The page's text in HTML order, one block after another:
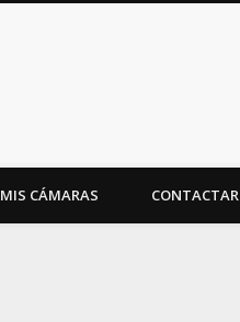
MIS CÁMARAS CONTACTAR